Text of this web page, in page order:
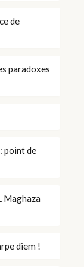
de
paradoxes
point de
Maghaza
diem !